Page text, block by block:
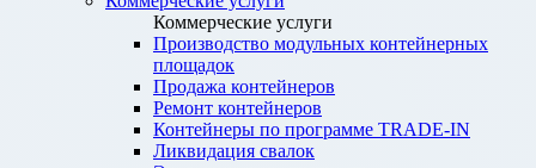
Коммерческие услуги
Производство модульных контейнерных
площадок
Продажа контейнеров
Ремонт контейнеров
Контейнеры по программе TRADE-IN
Ликвидация свалок